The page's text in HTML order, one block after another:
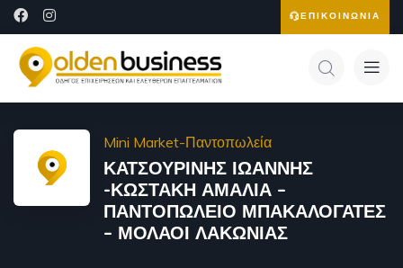
ΕΠΙΚΟΙΝΩΝΙΑ
Mini Market-Παντοπωλεία
ΚΑΤΣΟΥΡΙΝΗΣ ΙΩΑΝΝΗΣ
-ΚΩΣΤΑΚΗ ΑΜΑΛΙΑ –
ΠΑΝΤΟΠΩΛΕΙΟ ΜΠΑΚΑΛΟΓΑΤΕΣ
– ΜΟΛΑΟΙ ΛΑΚΩΝΙΑΣ